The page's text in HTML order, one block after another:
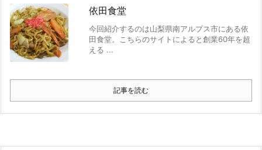
依田食堂
今回紹介するのは山梨県南アルプス市にある依
田食堂。こちらのサイトによると創業60年を超
える ...
記事を読む